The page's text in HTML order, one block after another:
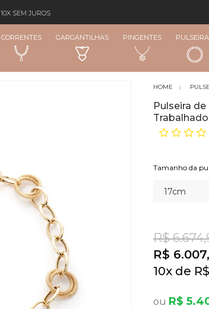
10X SEM JUROS
CORRENTES GARGANTILHAS PINGENTES
Pulseira
R$
R$
10x
R$